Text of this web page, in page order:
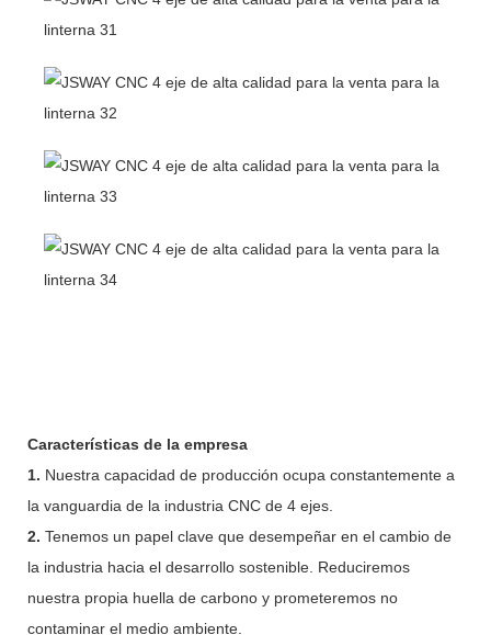
Características de la empresa
1. Nuestra capacidad de producción ocupa constantemente a
la vanguardia de la industria CNC de 4 ejes.
2. Tenemos un papel clave que desempeñar en el cambio de
la industria hacia el desarrollo sostenible. Reduciremos
nuestra propia huella de carbono y prometeremos no
contaminar el medio ambiente.